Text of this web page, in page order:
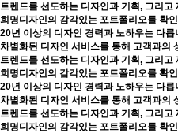
트렌드를 선도하는 디자인과 기획, 그리고
희명디자인의 감각있는 포트폴리오를 확
20년 이상의 디자인 경력과 노하우는 다릅
차별화된 디자인 서비스를 통해 고객과의
트렌드를 선도하는 디자인과 기획, 그리고
희명디자인의 감각있는 포트폴리오를 확
20년 이상의 디자인 경력과 노하우는 다릅
차별화된 디자인 서비스를 통해 고객과의
트렌드를 선도하는 디자인과 기획, 그리고
희명디자인의 감각있는 포트폴리오를 확